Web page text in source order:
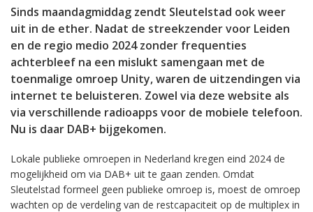
Sinds maandagmiddag zendt Sleutelstad ook weer
uit in de ether. Nadat de streekzender voor Leiden
en de regio medio 2024 zonder frequenties
achterbleef na een mislukt samengaan met de
toenmalige omroep Unity, waren de uitzendingen via
internet te beluisteren. Zowel via deze website als
via verschillende radioapps voor de mobiele telefoon.
Nu is daar DAB+ bijgekomen.
Lokale publieke omroepen in Nederland kregen eind 2024 de
mogelijkheid om via DAB+ uit te gaan zenden. Omdat
Sleutelstad formeel geen publieke omroep is, moest de omroep
wachten op de verdeling van de restcapaciteit op de multiplex in